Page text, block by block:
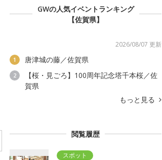
GWの人気イベントランキング
【佐賀県】
2026/08/07 更新
1 唐津城の藤／佐賀県
2
【桜・見ごろ】100周年記念塔千本桜／佐
賀県
もっと見る
閲覧履歴